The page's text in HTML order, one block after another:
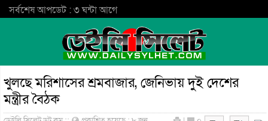
সর্বশেষ আপডেট : ৩ ঘন্টা আগে
খুলছে মরিশাসের শ্রমবাজার, জেনিভায় দুই দেশের
মন্ত্রীর বৈঠক